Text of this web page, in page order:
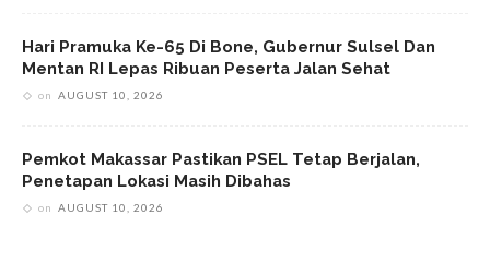
Hari Pramuka Ke-65 Di Bone, Gubernur Sulsel Dan
Mentan RI Lepas Ribuan Peserta Jalan Sehat
on AUGUST 10, 2026
Pemkot Makassar Pastikan PSEL Tetap Berjalan,
Penetapan Lokasi Masih Dibahas
on AUGUST 10, 2026